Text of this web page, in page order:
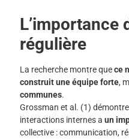
L’importance
régulière
La recherche montre quece
construit une équipe forte,
communes.
Grossman et al. (1)
interactions internes aun
collective : communication,